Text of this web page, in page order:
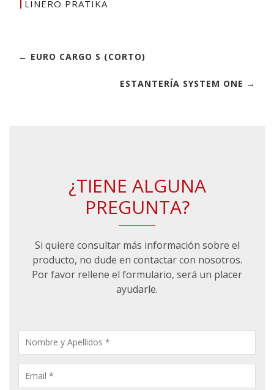
LINERO PRATIKA
← EURO CARGO S (CORTO)
ESTANTERÍA SYSTEM ONE →
¿TIENE ALGUNA
PREGUNTA?
Si quiere consultar más información sobre el
producto, no dude en contactar con nosotros.
Por favor rellene el formulario, será un placer
ayudarle.
CONSULTA
PRODUCTOS